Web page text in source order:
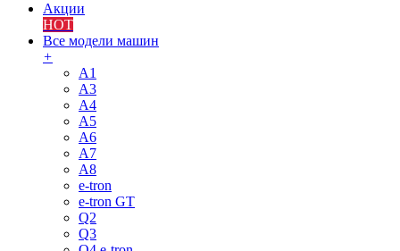
Акции
HOT
Все модели машин
+
A1
A3
A4
A5
A6
A7
A8
e-tron
e-tron GT
Q2
Q3